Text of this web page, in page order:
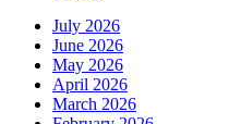
July 2026
June 2026
May 2026
April 2026
March 2026